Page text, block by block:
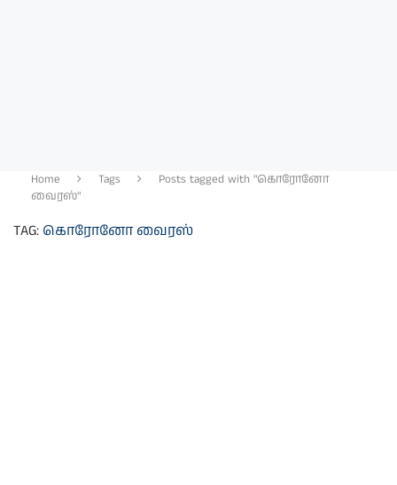
Home Tags
Posts tagged with "கொரோனோ
வைரஸ்"
TAG: கொரோனோ வைரஸ்